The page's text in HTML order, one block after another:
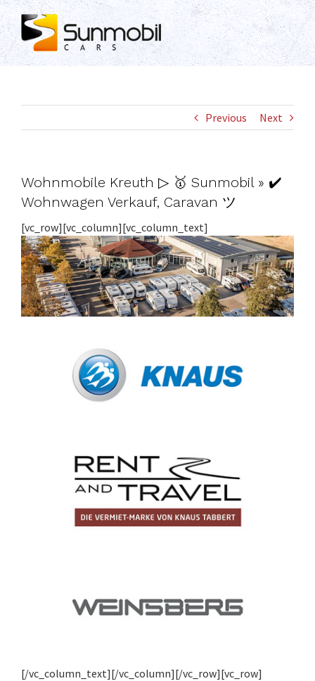
Skip
to
content
Previous Next
Wohnmobile Kreuth ▷ 🥇 Sunmobil » ✔️
Wohnwagen Verkauf, Caravan ツ
[vc_row][vc_column][vc_column_text]
[/vc_column_text][/vc_column][/vc_row][vc_row]